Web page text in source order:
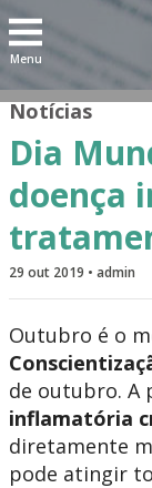
Menu
Notícias
Dia
doença
29 out 2019 • admin
Outubro é o
de outubro. A
inflamatória
diretamente
pode atingir